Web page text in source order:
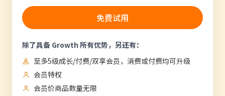
免费试用
除了具备 Growth 所有优势，另还有：
至多5级成长/付费/双享会员，消费或付费均可升级
会员特权
会员价商品数量无限